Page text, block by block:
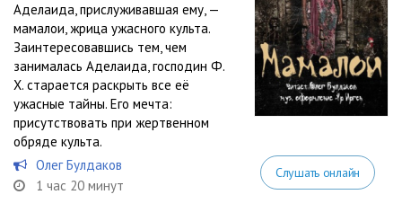
Аделаида, прислуживавшая ему, —
мамалои, жрица ужасного культа.
Заинтересовавшись тем, чем
занималась Аделаида, господин Ф.
Х. старается раскрыть все её
ужасные тайны. Его мечта:
присутствовать при жертвенном
обряде культа.
Олег Булдаков
1 час 20 минут
Слушать онлайн